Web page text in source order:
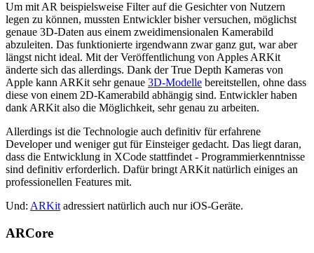
Um mit AR beispielsweise Filter auf die Gesichter von Nutzern
legen zu können, mussten Entwickler bisher versuchen, möglichst
genaue 3D-Daten aus einem zweidimensionalen Kamerabild
abzuleiten. Das funktionierte irgendwann zwar ganz gut, war aber
längst nicht ideal. Mit der Veröffentlichung von Apples ARKit
änderte sich das allerdings. Dank der True Depth Kameras von
Apple kann ARKit sehr genaue 3D-Modelle bereitstellen, ohne dass
diese von einem 2D-Kamerabild abhängig sind. Entwickler haben
dank ARKit also die Möglichkeit, sehr genau zu arbeiten.
Allerdings ist die Technologie auch definitiv für erfahrene
Developer und weniger gut für Einsteiger gedacht. Das liegt daran,
dass die Entwicklung in XCode stattfindet - Programmierkenntnisse
sind definitiv erforderlich. Dafür bringt ARKit natürlich einiges an
professionellen Features mit.
Und: ARKitadressiert natürlich auch nur iOS-Geräte.
ARCore